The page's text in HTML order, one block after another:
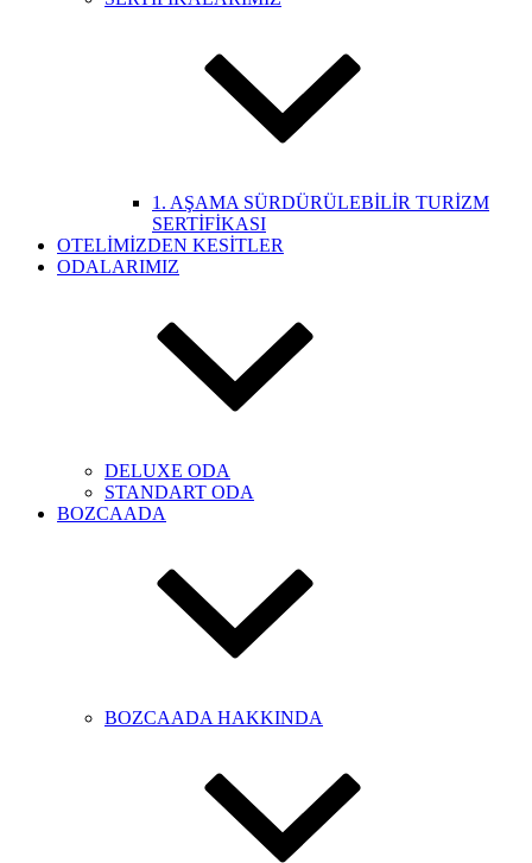
1. AŞAMA SÜRDÜRÜLEBİLİR TURİZM
SERTİFİKASI
OTELİMİZDEN KESİTLER
ODALARIMIZ
DELUXE ODA
STANDART ODA
BOZCAADA
BOZCAADA HAKKINDA